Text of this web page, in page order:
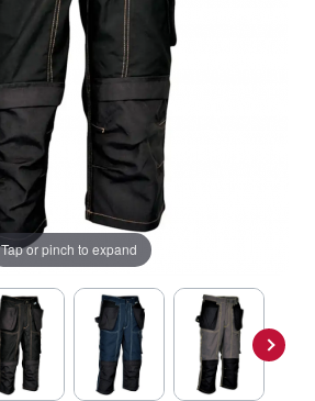
Tap or pinch to expand